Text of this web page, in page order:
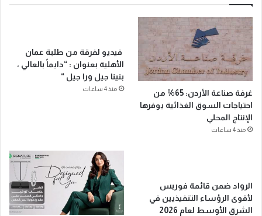
غرفة صناعة الأردن: 65% من
احتياجات السوق الغذائية يوفرها
الإنتاج المحلي
منذ 4 ساعات
فيديو لفرقة من طلبة عمان
الأهلية بعنوان : “دايماً بالعالي ،
بنينا جيل ورا جيل “
منذ 4 ساعات
الرواد ضمن قائمة فوربس
لأقوى الرؤساء التنفيذيين في
الشرق الأوسط لعام 2026